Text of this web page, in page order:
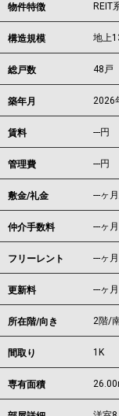
物件特徴 REIT
構造規模 地上
総戸数 48戸
築年月 2026
賃料 ---円
管理費 ---円
敷金/礼金 ---ヶ月
仲介手数料 ---ヶ月
フリーレント ---ヶ月
更新料 ---ヶ月
所在階/向き 2階/
間取り 1K
専有面積